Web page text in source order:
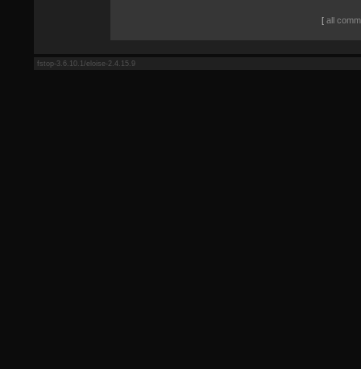
[ all
fstop-3.6.10.1/eloise-2.4.15.9